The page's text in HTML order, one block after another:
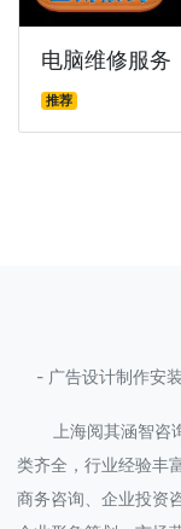
电脑维修服务
推荐
- 广告设计制作安
上海阅其涵智
类齐全，行业经验丰
商务咨询、企业投资